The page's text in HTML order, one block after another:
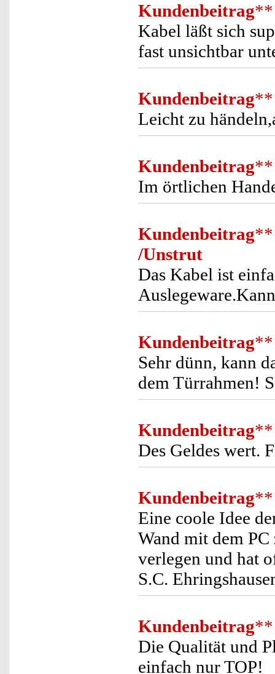
Kundenbeitrag**
Kabel läßt sich
fast unsichtbar
Kundenbeitrag**
Leicht zu
Kundenbeitrag**
Im örtlichen
Kundenbeitrag**
/Unstrut
Das Kabel ist
Kundenbeitrag**
Sehr dünn, kann
dem Türrahmen!
Kundenbeitrag**
Des Geldes wert.
Kundenbeitrag**
Eine coole Idee
Wand mit dem
verlegen und hat
S.C.
Kundenbeitrag**
Die Qualität und
einfach nur TOP!